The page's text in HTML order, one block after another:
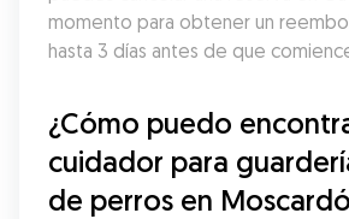
momento para obtener un
hasta 3 días antes de que
¿Cómo puedo
cuidador para
de perros en